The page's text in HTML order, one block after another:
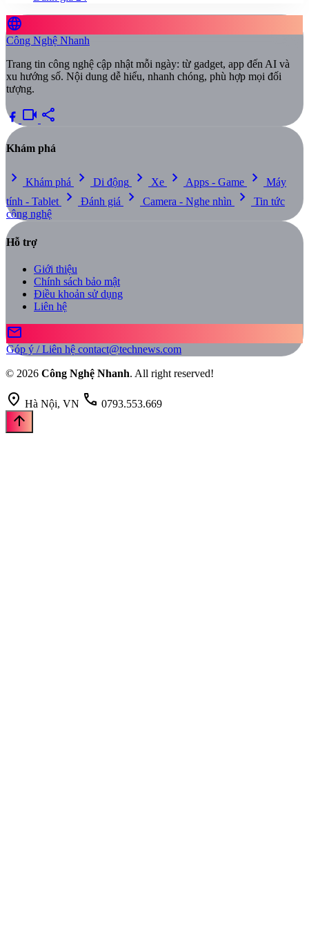
language
Công Nghệ Nhanh
Trang tin công nghệ cập nhật mỗi ngày: từ gadget, app đến AI và
xu hướng số. Nội dung dễ hiểu, nhanh chóng, phù hợp mọi đối
tượng.
videocam share
Khám phá
chevron_right Khám phá chevron_right Di động chevron_right Xe chevron_right Apps - Game chevron_right
Máy
tính - Tablet
chevron_right Đánh giá chevron_right Camera - Nghe nhìn chevron_right
Tin tức
công nghệ
Hỗ trợ
Giới thiệu
Chính sách bảo mật
Điều khoản sử dụng
Liên hệ
mail
Góp ý / Liên hệ contact@technews.com
© 2026 Công Nghệ Nhanh. All right reserved!
location_on Hà Nội, VN call 0793.553.669
arrow_upward